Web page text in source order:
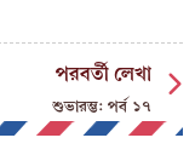
পরবর্তী লেখা
শুভারম্ভ: পর্ব ১৭